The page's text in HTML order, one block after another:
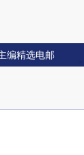
编精选电邮